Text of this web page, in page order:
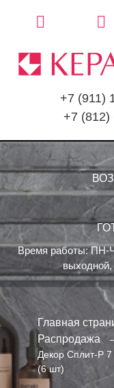
+7 (911)
+7 (812)
Время работы: ПН-
выходной,
Главная
Распродажа
Декор Сплит-Р
(6 шт)